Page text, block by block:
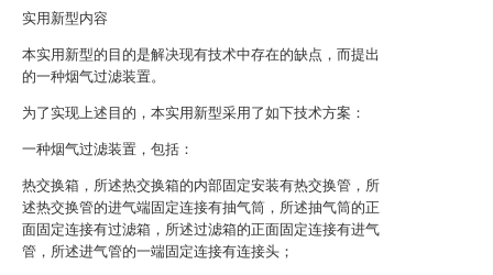
实用新型内容
本实用新型的目的是解决现有技术中存在的缺点，而提出
的一种烟气过滤装置。
为了实现上述目的，本实用新型采用了如下技术方案：
一种烟气过滤装置，包括：
热交换箱，所述热交换箱的内部固定安装有热交换管，所
述热交换管的进气端固定连接有抽气筒，所述抽气筒的正
面固定连接有过滤箱，所述过滤箱的正面固定连接有进气
管，所述进气管的一端固定连接有连接头；